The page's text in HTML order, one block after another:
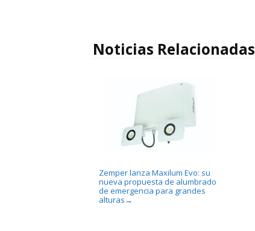
Noticias Relacionadas
Zemper lanza Maxilum Evo: su
nueva propuesta de alumbrado
de emergencia para grandes
alturas →